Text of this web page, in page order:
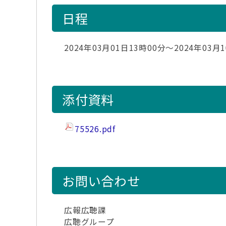
日程
2024年03月01日13時00分～2024年03月
添付資料
75526.pdf
お問い合わせ
広報広聴課
広聴グループ